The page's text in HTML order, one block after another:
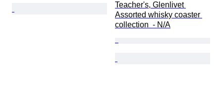
Teacher's, Glenlivet
Assorted whisky coaster
collection  - N/A